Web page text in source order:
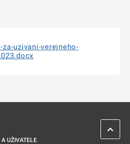
uzivani-verejneho-
UŽIVATELE